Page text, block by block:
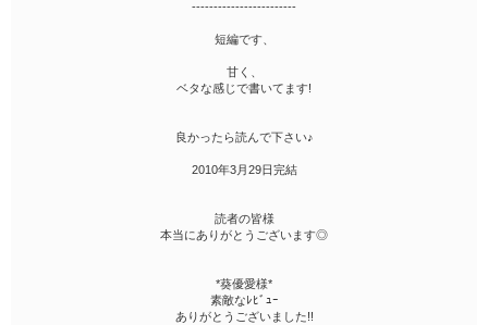
------------------------
短編です、
甘く、
ベタな感じで書いてます!
良かったら読んで下さい♪
2010年3月29日完結
読者の皆様
本当にありがとうございます◎
*葵優愛様*
素敵なﾚﾋﾞｭｰ
ありがとうございました!!